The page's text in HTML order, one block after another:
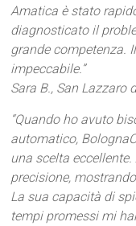
Amatica è stato
diagnosticato il
grande competenza.
impeccabile.”
Sara B., San Lazzaro
“Quando ho avuto
automatico,
una scelta
precisione,
La sua capacità di
tempi promessi mi